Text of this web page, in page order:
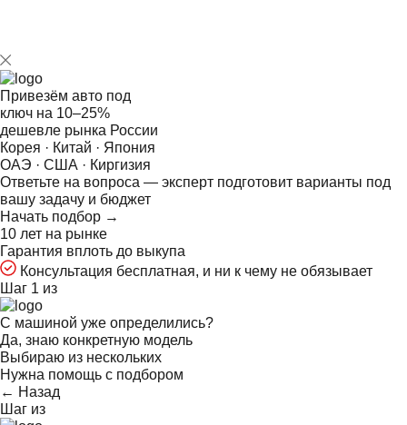
Привезём авто под
ключ на 10–25%
дешевле рынка России
Корея · Китай · Япония
ОАЭ · США · Киргизия
Ответьте на вопроса — эксперт подготовит варианты под
вашу задачу и бюджет
Начать подбор →
10 лет на рынке
Гарантия вплоть до выкупа
Консультация бесплатная, и ни к чему не обязывает
Шаг 1 из
С машиной уже определились?
Да, знаю конкретную модель
Выбираю из нескольких
Нужна помощь с подбором
← Назад
Шаг из